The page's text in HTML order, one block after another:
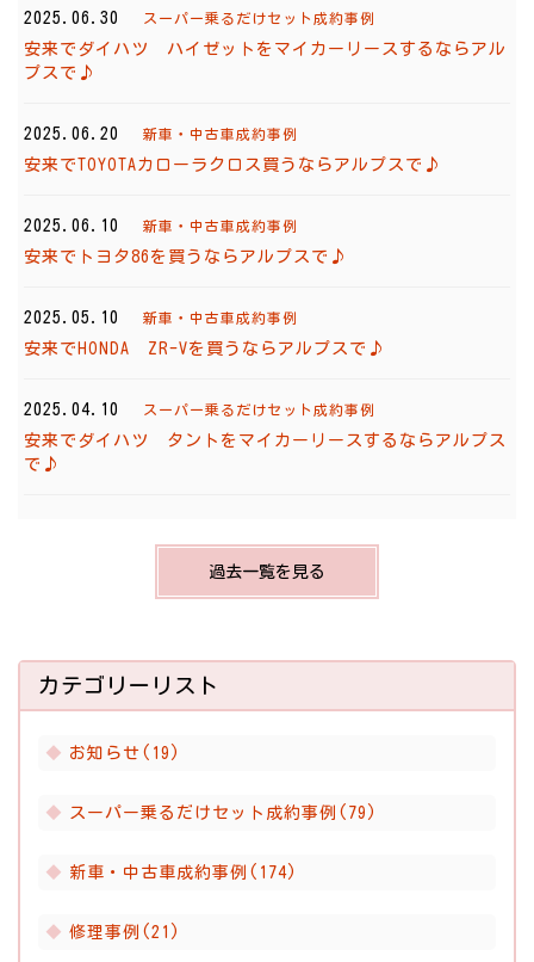
2025.06.30 スーパー乗るだけセット成約事例
安来でダイハツ ハイゼットをマイカーリースするならアル
プスで♪
2025.06.20 新車・中古車成約事例
安来でTOYOTAカローラクロス買うならアルプスで♪
2025.06.10 新車・中古車成約事例
安来でトヨタ86を買うならアルプスで♪
2025.05.10 新車・中古車成約事例
安来でHONDA ZR-Vを買うならアルプスで♪
2025.04.10 スーパー乗るだけセット成約事例
安来でダイハツ タントをマイカーリースするならアルプス
で♪
過去一覧を見る
カテゴリーリスト
お知らせ(19)
スーパー乗るだけセット成約事例(79)
新車・中古車成約事例(174)
修理事例(21)